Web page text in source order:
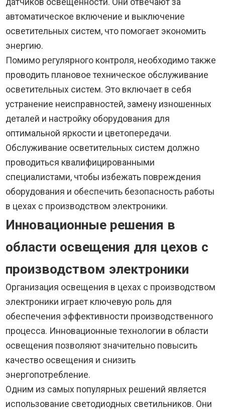
автоматическое включение и выключение
осветительных систем, что помогает экономить
энергию.
Помимо регулярного контроля, необходимо также
проводить плановое техническое обслуживание
осветительных систем. Это включает в себя
устранение неисправностей, замену изношенных
деталей и настройку оборудования для
оптимальной яркости и цветопередачи.
Обслуживание осветительных систем должно
проводиться квалифицированными
специалистами, чтобы избежать повреждения
оборудования и обеспечить безопасность работы
в цехах с производством электроники.
Инновационные решения в
области освещения для цехов с
производством электроники
Организация освещения в цехах с производством
электроники играет ключевую роль для
обеспечения эффективности производственного
процесса. Инновационные технологии в области
освещения позволяют значительно повысить
качество освещения и снизить
энергопотребление.
Одним из самых популярных решений является
использование светодиодных светильников. Они